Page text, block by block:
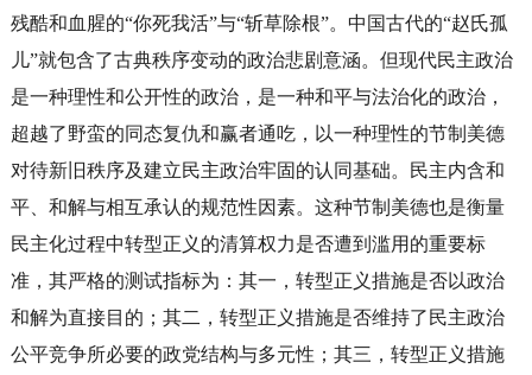
残酷和血腥的“你死我活”与“斩草除根”。中国古代的“赵氏孤
儿”就包含了古典秩序变动的政治悲剧意涵。但现代民主政治
是一种理性和公开性的政治，是一种和平与法治化的政治，
超越了野蛮的同态复仇和赢者通吃，以一种理性的节制美德
对待新旧秩序及建立民主政治牢固的认同基础。民主内含和
平、和解与相互承认的规范性因素。这种节制美德也是衡量
民主化过程中转型正义的清算权力是否遭到滥用的重要标
准，其严格的测试指标为：其一，转型正义措施是否以政治
和解为直接目的；其二，转型正义措施是否维持了民主政治
公平竞争所必要的政党结构与多元性；其三，转型正义措施